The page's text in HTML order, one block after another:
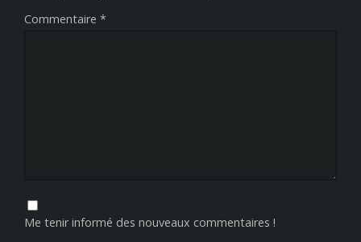
Commentaire *
Me tenir informé des nouveaux commentaires !